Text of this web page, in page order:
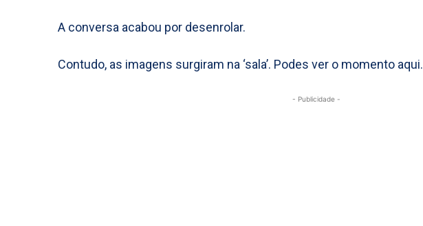
A conversa acabou por desenrolar.
Contudo, as imagens surgiram na ‘sala’. Podes ver o momento aqui.
- Publicidade -